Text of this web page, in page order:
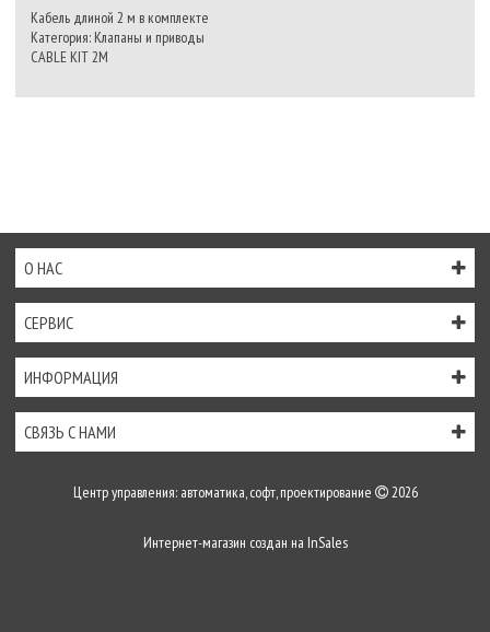
Кабель длиной 2 м в комплекте
Категория: Клапаны и приводы
CABLE KIT 2M
О НАС
СЕРВИС
ИНФОРМАЦИЯ
СВЯЗЬ С НАМИ
Центр управления: автоматика, софт, проектирование 2026
Интернет-магазин создан на InSales